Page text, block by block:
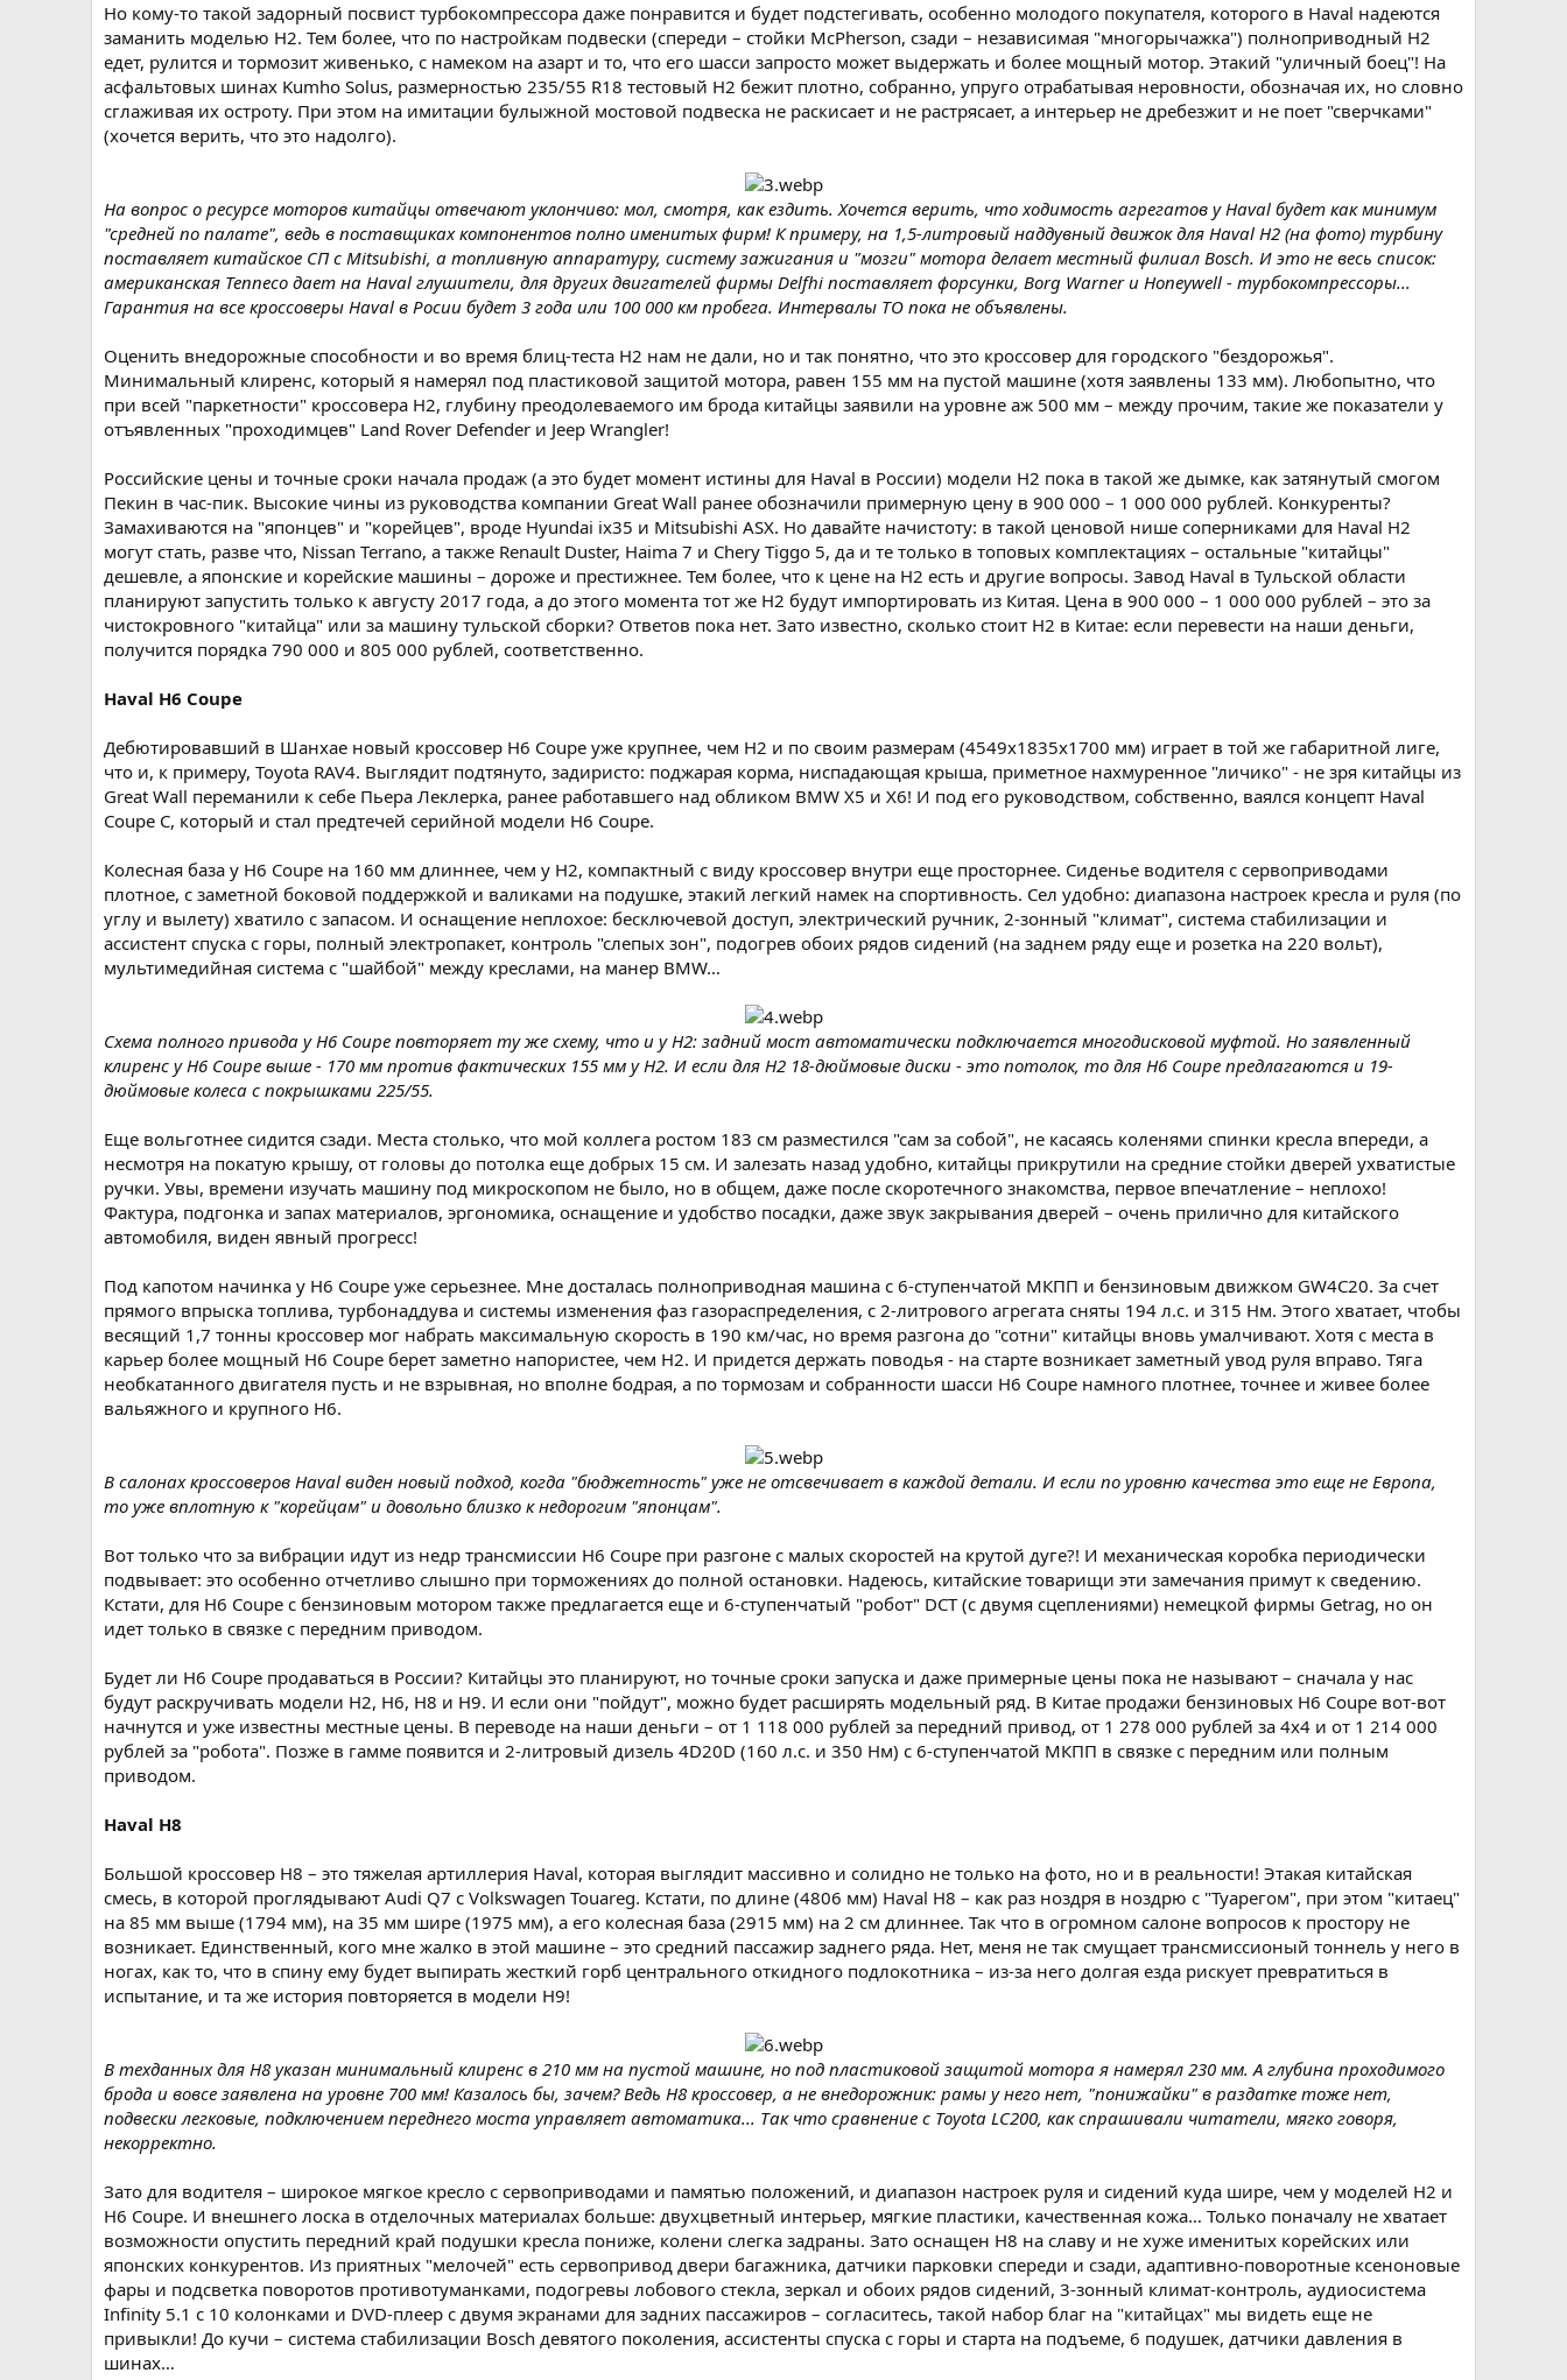
Но кому-то такой задорный посвист турбокомпрессора даже понравится и будет подстегивать, особенно молодого покупателя, которого в Haval надеются
заманить моделью Н2. Тем более, что по настройкам подвески (спереди – стойки McPherson, сзади – независимая "многорычажка") полноприводный Н2
едет, рулится и тормозит живенько, с намеком на азарт и то, что его шасси запросто может выдержать и более мощный мотор. Этакий "уличный боец"! На
асфальтовых шинах Kumho Solus, размерностью 235/55 R18 тестовый Н2 бежит плотно, собранно, упруго отрабатывая неровности, обозначая их, но словно
сглаживая их остроту. При этом на имитации булыжной мостовой подвеска не раскисает и не растрясает, а интерьер не дребезжит и не поет "сверчками"
(хочется верить, что это надолго).
На вопрос о ресурсе моторов китайцы отвечают уклончиво: мол, смотря, как ездить. Хочется верить, что ходимость агрегатов у Haval будет как минимум
"средней по палате", ведь в поставщиках компонентов полно именитых фирм! К примеру, на 1,5-литровый наддувный движок для Haval Н2 (на фото) турбину
поставляет китайское СП с Mitsubishi, а топливную аппаратуру, систему зажигания и "мозги" мотора делает местный филиал Bosch. И это не весь список:
американская Tenneco дает на Haval глушители, для других двигателей фирмы Delfhi поставляет форсунки, Borg Warner и Honeywell - турбокомпрессоры...
Гарантия на все кроссоверы Haval в Росии будет 3 года или 100 000 км пробега. Интервалы ТО пока не объявлены.
Оценить внедорожные способности и во время блиц-теста Н2 нам не дали, но и так понятно, что это кроссовер для городского "бездорожья".
Минимальный клиренс, который я намерял под пластиковой защитой мотора, равен 155 мм на пустой машине (хотя заявлены 133 мм). Любопытно, что
при всей "паркетности" кроссовера Н2, глубину преодолеваемого им брода китайцы заявили на уровне аж 500 мм – между прочим, такие же показатели у
отъявленных "проходимцев" Land Rover Defender и Jeep Wrangler!
Российские цены и точные сроки начала продаж (а это будет момент истины для Haval в России) модели Н2 пока в такой же дымке, как затянутый смогом
Пекин в час-пик. Высокие чины из руководства компании Great Wall ранее обозначили примерную цену в 900 000 – 1 000 000 рублей. Конкуренты?
Замахиваются на "японцев" и "корейцев", вроде Hyundai ix35 и Mitsubishi ASX. Но давайте начистоту: в такой ценовой нише соперниками для Haval Н2
могут стать, разве что, Nissan Terrano, а также Renault Duster, Haima 7 и Chery Tiggo 5, да и те только в топовых комплектациях – остальные "китайцы"
дешевле, а японские и корейские машины – дороже и престижнее. Тем более, что к цене на Н2 есть и другие вопросы. Завод Haval в Тульской области
планируют запустить только к августу 2017 года, а до этого момента тот же Н2 будут импортировать из Китая. Цена в 900 000 – 1 000 000 рублей – это за
чистокровного "китайца" или за машину тульской сборки? Ответов пока нет. Зато известно, сколько стоит Н2 в Китае: если перевести на наши деньги,
получится порядка 790 000 и 805 000 рублей, соответственно.
Haval H6 Coupe
Дебютировавший в Шанхае новый кроссовер H6 Coupe уже крупнее, чем Н2 и по своим размерам (4549х1835х1700 мм) играет в той же габаритной лиге,
что и, к примеру, Toyota RAV4. Выглядит подтянуто, задиристо: поджарая корма, ниспадающая крыша, приметное нахмуренное "личико" - не зря китайцы из
Great Wall переманили к себе Пьера Леклерка, ранее работавшего над обликом BMW Х5 и Х6! И под его руководством, собственно, ваялся концепт Haval
Coupe C, который и стал предтечей серийной модели H6 Coupe.
Колесная база у H6 Coupe на 160 мм длиннее, чем у Н2, компактный с виду кроссовер внутри еще просторнее. Сиденье водителя с сервоприводами
плотное, с заметной боковой поддержкой и валиками на подушке, этакий легкий намек на спортивность. Сел удобно: диапазона настроек кресла и руля (по
углу и вылету) хватило с запасом. И оснащение неплохое: бесключевой доступ, электрический ручник, 2-зонный "климат", система стабилизации и
ассистент спуска с горы, полный электропакет, контроль "слепых зон", подогрев обоих рядов сидений (на заднем ряду еще и розетка на 220 вольт),
мультимедийная система с "шайбой" между креслами, на манер BMW…
Схема полного привода у H6 Coupe повторяет ту же схему, что и у H2: задний мост автоматически подключается многодисковой муфтой. Но заявленный
клиренс у H6 Coupe выше - 170 мм против фактических 155 мм у Н2. И если для Н2 18-дюймовые диски - это потолок, то для H6 Coupe предлагаются и 19-
дюймовые колеса с покрышками 225/55.
Еще вольготнее сидится сзади. Места столько, что мой коллега ростом 183 см разместился "сам за собой", не касаясь коленями спинки кресла впереди, а
несмотря на покатую крышу, от головы до потолка еще добрых 15 см. И залезать назад удобно, китайцы прикрутили на средние стойки дверей ухватистые
ручки. Увы, времени изучать машину под микроскопом не было, но в общем, даже после скоротечного знакомства, первое впечатление – неплохо!
Фактура, подгонка и запах материалов, эргономика, оснащение и удобство посадки, даже звук закрывания дверей – очень прилично для китайского
автомобиля, виден явный прогресс!
Под капотом начинка у H6 Coupe уже серьезнее. Мне досталась полноприводная машина с 6-ступенчатой МКПП и бензиновым движком GW4C20. За счет
прямого впрыска топлива, турбонаддува и системы изменения фаз газораспределения, с 2-литрового агрегата сняты 194 л.с. и 315 Нм. Этого хватает, чтобы
весящий 1,7 тонны кроссовер мог набрать максимальную скорость в 190 км/час, но время разгона до "сотни" китайцы вновь умалчивают. Хотя с места в
карьер более мощный H6 Coupe берет заметно напористее, чем Н2. И придется держать поводья - на старте возникает заметный увод руля вправо. Тяга
необкатанного двигателя пусть и не взрывная, но вполне бодрая, а по тормозам и собранности шасси H6 Coupe намного плотнее, точнее и живее более
вальяжного и крупного Н6.
В салонах кроссоверов Haval виден новый подход, когда "бюджетность" уже не отсвечивает в каждой детали. И если по уровню качества это еще не Европа,
то уже вплотную к "корейцам" и довольно близко к недорогим "японцам".
Вот только что за вибрации идут из недр трансмиссии H6 Coupe при разгоне с малых скоростей на крутой дуге?! И механическая коробка периодически
подвывает: это особенно отчетливо слышно при торможениях до полной остановки. Надеюсь, китайские товарищи эти замечания примут к сведению.
Кстати, для H6 Coupe с бензиновым мотором также предлагается еще и 6-ступенчатый "робот" DCT (с двумя сцеплениями) немецкой фирмы Getrag, но он
идет только в связке с передним приводом.
Будет ли H6 Coupe продаваться в России? Китайцы это планируют, но точные сроки запуска и даже примерные цены пока не называют – сначала у нас
будут раскручивать модели Н2, Н6, Н8 и Н9. И если они "пойдут", можно будет расширять модельный ряд. В Китае продажи бензиновых H6 Coupe вот-вот
начнутся и уже известны местные цены. В переводе на наши деньги – от 1 118 000 рублей за передний привод, от 1 278 000 рублей за 4х4 и от 1 214 000
рублей за "робота". Позже в гамме появится и 2-литровый дизель 4D20D (160 л.с. и 350 Нм) с 6-ступенчатой МКПП в связке с передним или полным
приводом.
Haval H8
Большой кроссовер Н8 – это тяжелая артиллерия Haval, которая выглядит массивно и солидно не только на фото, но и в реальности! Этакая китайская
смесь, в которой проглядывают Audi Q7 с Volkswagen Touareg. Кстати, по длине (4806 мм) Haval Н8 – как раз ноздря в ноздрю с "Туарегом", при этом "китаец"
на 85 мм выше (1794 мм), на 35 мм шире (1975 мм), а его колесная база (2915 мм) на 2 см длиннее. Так что в огромном салоне вопросов к простору не
возникает. Единственный, кого мне жалко в этой машине – это средний пассажир заднего ряда. Нет, меня не так смущает трансмиссионый тоннель у него в
ногах, как то, что в спину ему будет выпирать жесткий горб центрального откидного подлокотника – из-за него долгая езда рискует превратиться в
испытание, и та же история повторяется в модели Н9!
В техданных для Н8 указан минимальный клиренс в 210 мм на пустой машине, но под пластиковой защитой мотора я намерял 230 мм. А глубина проходимого
брода и вовсе заявлена на уровне 700 мм! Казалось бы, зачем? Ведь Н8 кроссовер, а не внедорожник: рамы у него нет, "понижайки" в раздатке тоже нет,
подвески легковые, подключением переднего моста управляет автоматика... Так что сравнение с Toyota LC200, как спрашивали читатели, мягко говоря,
некорректно.
Зато для водителя – широкое мягкое кресло с сервоприводами и памятью положений, и диапазон настроек руля и сидений куда шире, чем у моделей Н2 и
Н6 Coupe. И внешнего лоска в отделочных материалах больше: двухцветный интерьер, мягкие пластики, качественная кожа… Только поначалу не хватает
возможности опустить передний край подушки кресла пониже, колени слегка задраны. Зато оснащен Н8 на славу и не хуже именитых корейских или
японских конкурентов. Из приятных "мелочей" есть сервопривод двери багажника, датчики парковки спереди и сзади, адаптивно-поворотные ксеноновые
фары и подсветка поворотов противотуманками, подогревы лобового стекла, зеркал и обоих рядов сидений, 3-зонный климат-контроль, аудиосистема
Infinity 5.1 с 10 колонками и DVD-плеер с двумя экранами для задних пассажиров – согласитесь, такой набор благ на "китайцах" мы видеть еще не
привыкли! До кучи – система стабилизации Bosch девятого поколения, ассистенты спуска с горы и старта на подъеме, 6 подушек, датчики давления в
шинах…